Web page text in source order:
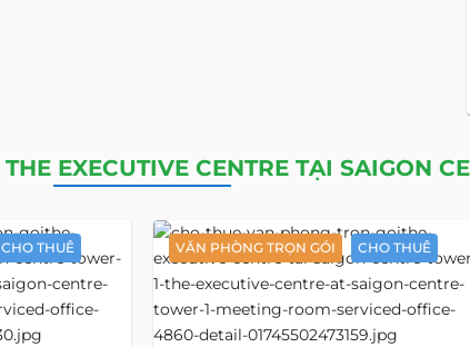
THE EXECUTIVE CENTRE TẠI SAIGON
CHO THUÊ VĂN PHÒNG TRỌN GÓI CHO THUÊ